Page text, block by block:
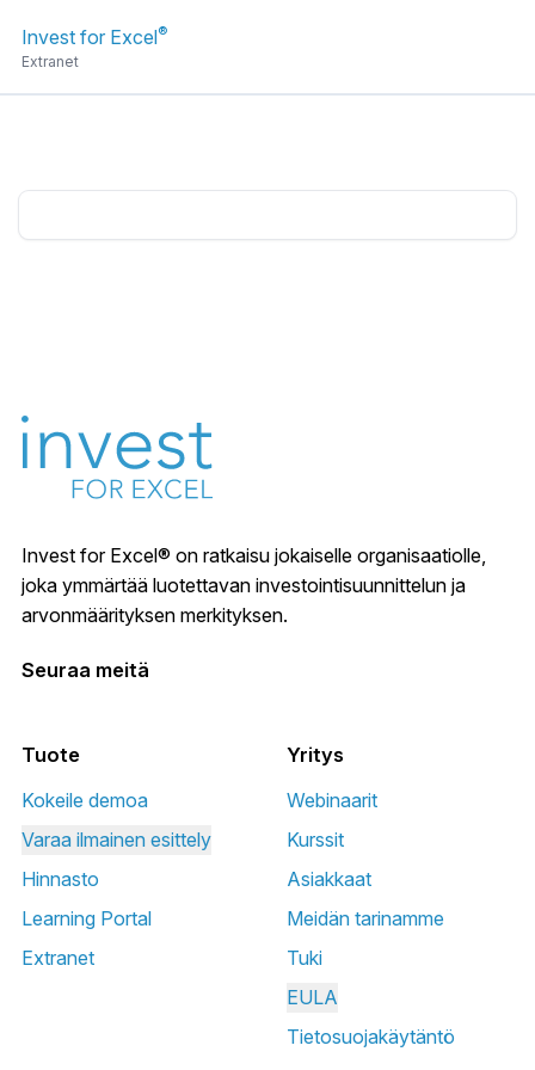
Invest for Excel®
Extranet
Invest for Excel® on ratkaisu jokaiselle organisaatiolle,
joka ymmärtää luotettavan investointisuunnittelun ja
arvonmäärityksen merkityksen.
Seuraa meitä
Tuote
Kokeile demoa
Varaa ilmainen esittely
Hinnasto
Learning Portal
Extranet
Yritys
Webinaarit
Kurssit
Asiakkaat
Meidän tarinamme
Tuki
EULA
Tietosuojakäytäntö